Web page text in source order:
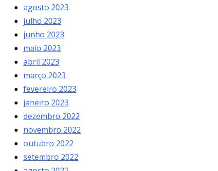
agosto 2023
julho 2023
junho 2023
maio 2023
abril 2023
março 2023
fevereiro 2023
janeiro 2023
dezembro 2022
novembro 2022
outubro 2022
setembro 2022